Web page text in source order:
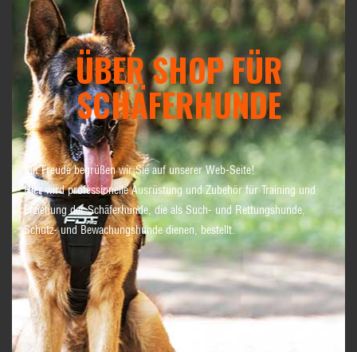
ÜBER SHOP FÜR
SCHÄFERHUNDE
Mit Freude begrüßen wir Sie auf unserer Web-Seite!
Hier wird professionelle Ausrüstung und Zubehör für Training und
Erziehung der Schäferhunde, die als Such- und Rettungshunde,
Schutz- und Bewachungshunde dienen, bestellt.